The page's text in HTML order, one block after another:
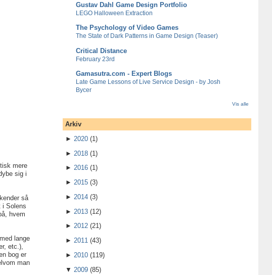
mere
sig i
så
i Solens
hvem
lange
etc.),
bog er
man
Gustav Dahl Game Design Portfolio
LEGO Halloween Extraction
The Psychology of Video Games
The State of Dark Patterns in Game Design (Teaser)
Critical Distance
February 23rd
Gamasutra.com - Expert Blogs
Late Game Lessons of Live Service Design - by Josh
Bycer
Vis alle
Arkiv
► 2020 (1)
► 2018 (1)
► 2016 (1)
► 2015 (3)
► 2014 (3)
► 2013 (12)
► 2012 (21)
► 2011 (43)
► 2010 (119)
▼ 2009 (85)